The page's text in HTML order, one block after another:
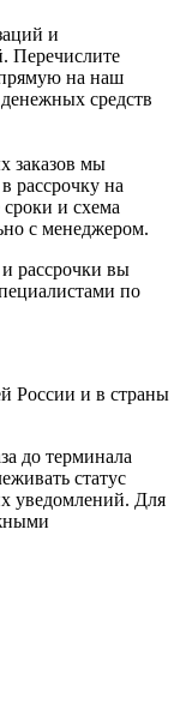
и
Перечислите
на наш
средств
заказов мы
рассрочку на
и схема
с менеджером.
рассрочки вы
по
России и в страны
до терминала
статус
уведомлений. Для